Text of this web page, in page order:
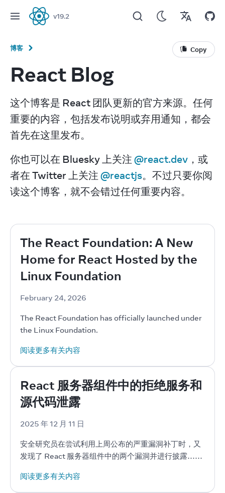
React
v19.2
博客 Copy
React Blog
这个博客是 React 团队更新的官方来源。任何
重要的内容，包括发布说明或弃用通知，都会
首先在这里发布。
你也可以在 Bluesky 上关注 @react.dev ，或
者在 Twitter 上关注 @reactjs。不过只要你阅
读这个博客，就不会错过任何重要内容。
The React Foundation: A New
Home for React Hosted by the
Linux Foundation
February 24, 2026
The React Foundation has officially launched under
the Linux Foundation.
阅读更多有关内容
React 服务器组件中的拒绝服务和
源代码泄露
2025 年 12 月 11 日
安全研究员在尝试利用上周公布的严重漏洞补丁时，又
发现了 React 服务器组件中的两个漏洞并进行披露……
阅读更多有关内容